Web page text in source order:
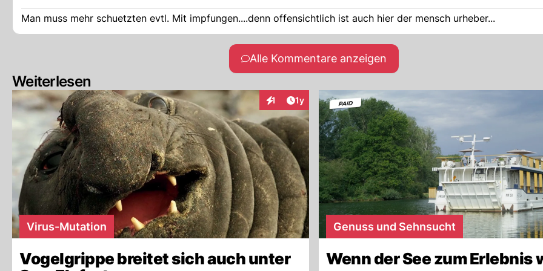
Man muss mehr schuetzten evtl. Mit impfungen....denn offensichtlich ist auch hier der mensch urheber...
Alle Kommentare anzeigen
Weiterlesen
1
InteraktionenArtikel veröffentlicht:
1y
Virus-Mutation
Vogelgrippe breitet sich auch unter
Genuss und Sehnsucht
Wenn der See zum Erlebnis